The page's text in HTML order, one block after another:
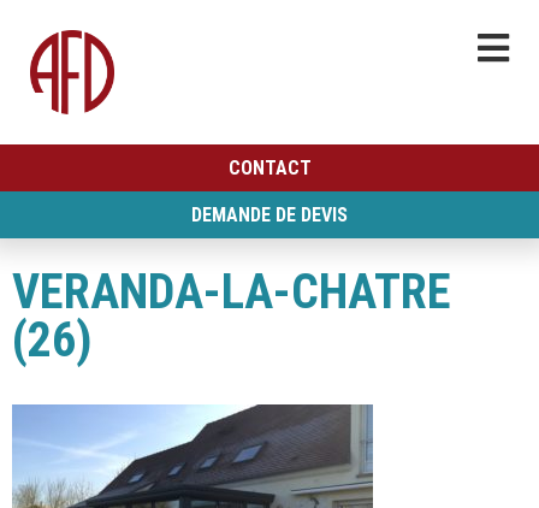
CONTACT
DEMANDE DE DEVIS
VERANDA-LA-CHATRE
(26)